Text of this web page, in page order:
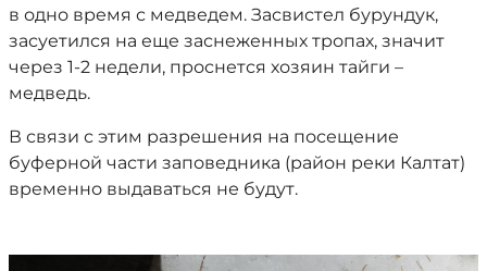
в одно время с медведем. Засвистел бурундук,
засуетился на еще заснеженных тропах, значит
через 1-2 недели, проснется хозяин тайги –
медведь.
В связи с этим разрешения на посещение
буферной части заповедника (район реки Калтат)
временно выдаваться не будут.